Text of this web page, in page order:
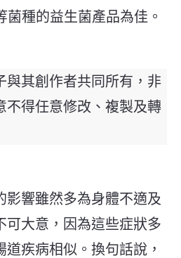
菌種的益生菌產品為佳。
與其創作者共同所有，非
不得任意修改、複製及轉
影響雖然多為身體不適及
可大意，因為這些症狀多
疾病相似。換句話說，